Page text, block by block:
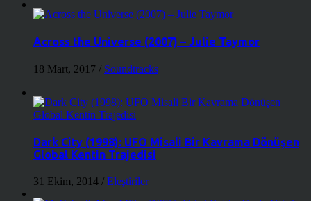
Across the Universe (2007) – Julie Taymor
18 Mart, 2017 / Soundtracks
Dark City (1998): UFO Misali Bir Kavrama Dönüşen
Global Kentin Trajedisi
31 Ekim, 2014 / Eleştiriler